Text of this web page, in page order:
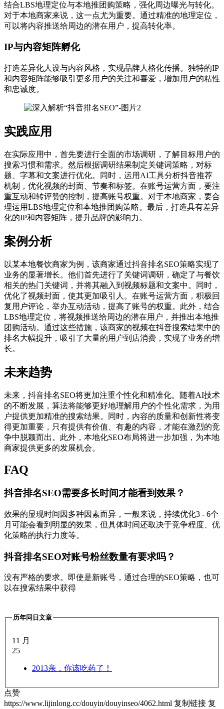
结合LBS地理定位与本地推团购策略，强化周边曝光与转化。
对于本地商家来说，这一点尤为重要。通过精准的地理定位，
可以将内容推送给周边的潜在用户，提高转化率。
IP与内容矩阵孵化
打造差异化人设与内容风格，实现品牌人格化传播。独特的IP
和内容矩阵能够吸引更多用户的关注和喜爱，增加用户的粘性
和忠诚度。
实践应用
在实际应用中，首先要进行全面的市场调研，了解目标用户的
搜索习惯和需求。然后根据调研结果制定关键词策略，对标
题、字幕和文案进行优化。同时，运用AI工具分析抖音推荐
机制，优化视频的封面、节奏和标签。在账号运营方面，要注
重互动和转评赞的控制，提高账号权重。对于本地商家，要合
理运用LBS地理定位和本地推团购策略。最后，打造具有差异
化的IP和内容矩阵，提升品牌的影响力。
案例分析
以某本地餐饮商家为例，该商家通过抖音排名SEO策略实现了
业务的显著增长。他们首先进行了关键词调研，确定了与餐饮
相关的热门关键词，并将其融入到视频标题和文案中。同时，
优化了视频封面，使其更加吸引人。在账号运营方面，积极回
复用户评论，举办互动活动，提高了账号的权重。此外，结合
LBS地理定位，将视频推送给周边的潜在用户，并推出本地推
团购活动。通过这些措施，该商家的视频在抖音搜索结果中的
排名大幅提升，吸引了大量的用户到店消费，实现了业务的增
长。
未来趋势
未来，抖音排名SEO将更加注重个性化和精准化。随着AI技术
的不断发展，算法将能够更好地理解用户的个性化需求，为用
户提供更加精准的搜索结果。同时，内容的质量和创新性将变
得更加重要，只有提供有价值、有趣的内容，才能在激烈的竞
争中脱颖而出。此外，本地化SEO布局将进一步加强，为本地
商家提供更多的发展机会。
FAQ
抖音排名SEO需要多长时间才能看到效果？
效果的显现时间因多种因素而异，一般来说，持续优化3 - 6个
月可能会看到明显的效果，但具体时间还取决于竞争程度、优
化策略的执行力度等。
抖音排名SEO对账号粉丝数量有要求吗？
没有严格的要求。即使是新账号，通过合理的SEO策略，也可
以在搜索结果中获得
历年同日文章
11 月
25
2013亲，你该吃药了！
点赞
https://www.lijinlong.cc/douyin/douyinseo/4062.html 复制链接 复